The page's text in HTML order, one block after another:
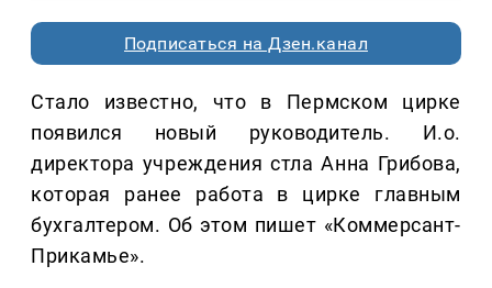
Подписаться на Дзен.канал
Стало известно, что в Пермском цирке
появился новый руководитель. И.о.
директора учреждения стла Анна Грибова,
которая ранее работа в цирке главным
бухгалтером. Об этом пишет «Коммерсант-
Прикамье».